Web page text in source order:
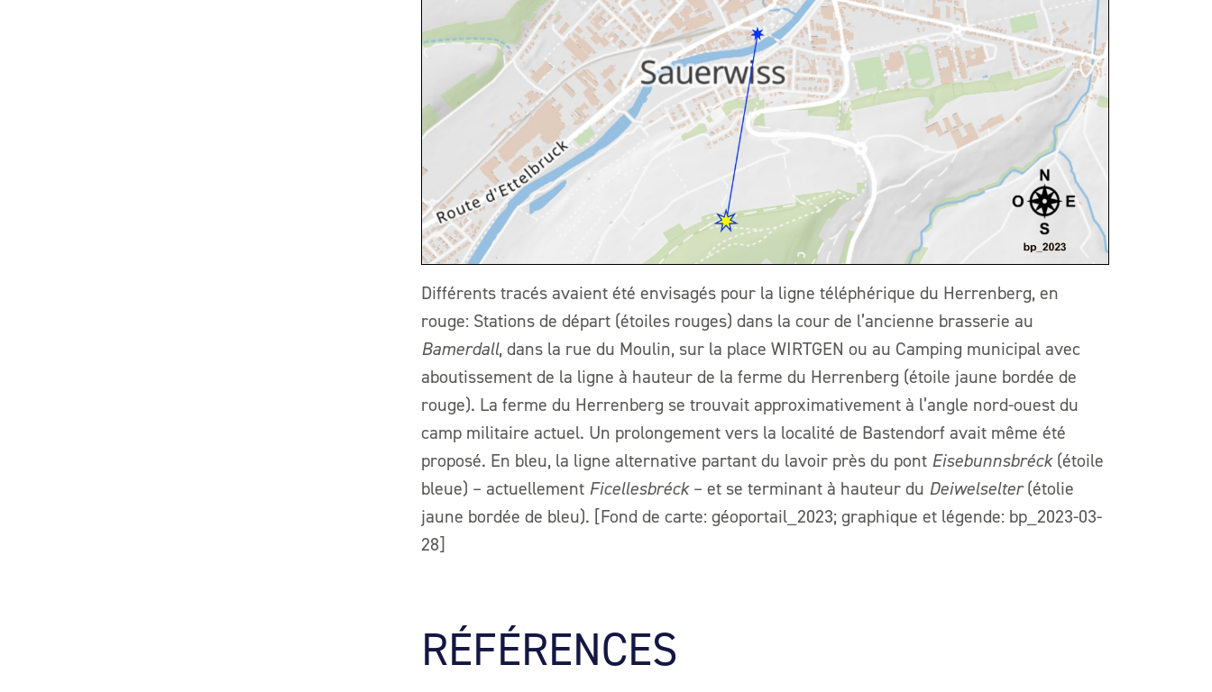
Différents tracés avaient été envisagés pour la ligne téléphérique du Herrenberg, en
rouge: Stations de départ (étoiles rouges) dans la cour de l’ancienne brasserie au
Bamerdall, dans la rue du Moulin, sur la place WIRTGEN ou au Camping municipal avec
aboutissement de la ligne à hauteur de la ferme du Herrenberg (étoile jaune bordée de
rouge). La ferme du Herrenberg se trouvait approximativement à l’angle nord-ouest du
camp militaire actuel. Un prolongement vers la localité de Bastendorf avait même été
proposé. En bleu, la ligne alternative partant du lavoir près du pont Eisebunnsbréck(étoile
bleue) – actuellement Ficellesbréck– et se terminant à hauteur du Deiwelselter(étolie
jaune bordée de bleu). [Fond de carte: géoportail_2023; graphique et légende: bp_2023-03-
28]
RÉFÉRENCES